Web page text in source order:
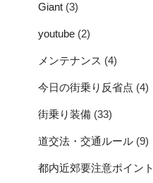
Giant (3)
youtube (2)
メンテナンス (4)
今日の街乗り反省点 (4)
街乗り装備 (33)
道交法・交通ルール (9)
都内近郊要注意ポイント